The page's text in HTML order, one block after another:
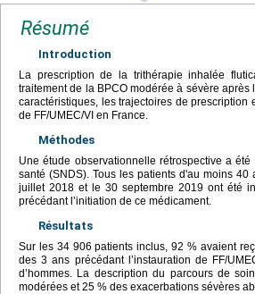
Résumé
Introduction
La prescription de la trithérapie inhalée
traitement de la BPCO modérée à sévère après
caractéristiques, les trajectoires de
de FF/UMEC/VI en France.
Méthodes
Une étude observationnelle rétrospective a
santé (SNDS). Tous les patients d'au moins
juillet 2018 et le 30 septembre 2019 ont été
précédant l’initiation de ce médicament.
Résultats
Sur les 34 906 patients inclus, 92 % avaient
des 3 ans précédant l’instauration de FF/
d’hommes. La description du parcours de
modérées et 25 % des exacerbations sévères